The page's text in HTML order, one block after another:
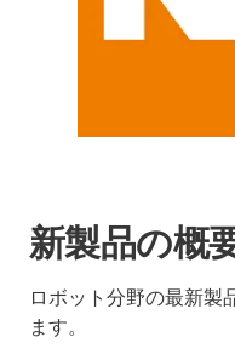
新製品の概
ロボット分野の最新製
ます。